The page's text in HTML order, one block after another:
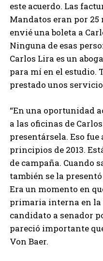
este acuerdo. Las
Mandatos eran por
envié una boleta a
Ninguna de esas
Carlos Lira es un
para mí en el estudio.
prestado unos
“En una oportunidad
a las oficinas de
presentársela. Eso fue
principios de 2013.
de campaña. Cuando
también se la
Era un momento en
primaria interna en la
candidato a senador
pareció importante
Von Baer.